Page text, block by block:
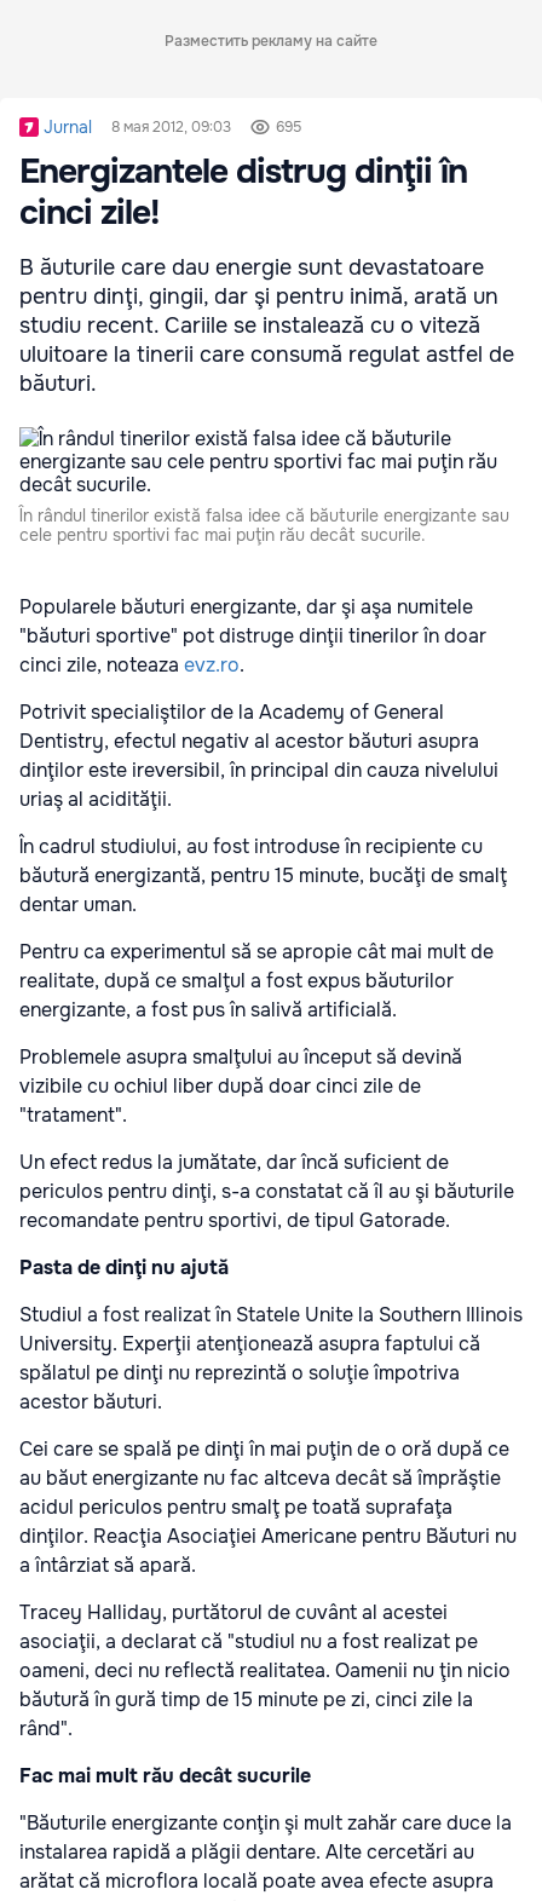
Разместить рекламу на сайте
Jurnal 8 мая 2012, 09:03 695
Energizantele distrug dinţii în
cinci zile!
B ăuturile care dau energie sunt devastatoare
pentru dinţi, gingii, dar şi pentru inimă, arată un
studiu recent. Cariile se instalează cu o viteză
uluitoare la tinerii care consumă regulat astfel de
băuturi.
În rândul tinerilor există falsa idee că băuturile energizante sau
cele pentru sportivi fac mai puţin rău decât sucurile.
Popularele băuturi energizante, dar şi aşa numitele
"băuturi sportive" pot distruge dinţii tinerilor în doar
cinci zile, noteaza evz.ro.
Potrivit specialiştilor de la Academy of General
Dentistry, efectul negativ al acestor băuturi asupra
dinţilor este ireversibil, în principal din cauza nivelului
uriaş al acidităţii.
În cadrul studiului, au fost introduse în recipiente cu
băutură energizantă, pentru 15 minute, bucăţi de smalţ
dentar uman.
Pentru ca experimentul să se apropie cât mai mult de
realitate, după ce smalţul a fost expus băuturilor
energizante, a fost pus în salivă artificială.
Problemele asupra smalţului au început să devină
vizibile cu ochiul liber după doar cinci zile de
"tratament".
Un efect redus la jumătate, dar încă suficient de
periculos pentru dinţi, s-a constatat că îl au şi băuturile
recomandate pentru sportivi, de tipul Gatorade.
Pasta de dinţi nu ajută
Studiul a fost realizat în Statele Unite la Southern Illinois
University. Experţii atenţionează asupra faptului că
spălatul pe dinţi nu reprezintă o soluţie împotriva
acestor băuturi.
Cei care se spală pe dinţi în mai puţin de o oră după ce
au băut energizante nu fac altceva decât să împrăştie
acidul periculos pentru smalţ pe toată suprafaţa
dinţilor. Reacţia Asociaţiei Americane pentru Băuturi nu
a întârziat să apară.
Tracey Halliday, purtătorul de cuvânt al acestei
asociaţii, a declarat că "studiul nu a fost realizat pe
oameni, deci nu reflectă realitatea. Oamenii nu ţin nicio
băutură în gură timp de 15 minute pe zi, cinci zile la
rând".
Fac mai mult rău decât sucurile
"Băuturile energizante conţin şi mult zahăr care duce la
instalarea rapidă a plăgii dentare. Alte cercetări au
arătat că microflora locală poate avea efecte asupra